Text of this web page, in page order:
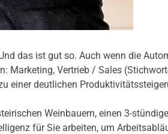
das ist gut so. Auch wenn die
Vertrieb / Sales
einer deutlichen
Weinbauern, einen 3-
für Sie arbeiten, um